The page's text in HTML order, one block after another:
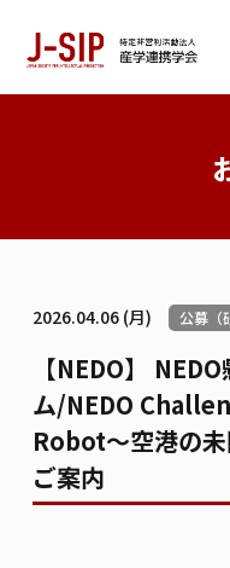
リンク集 学
2026.04.06 (月) 公募（
【NEDO】
ム/NEDO
Robot～空港の
ご案内